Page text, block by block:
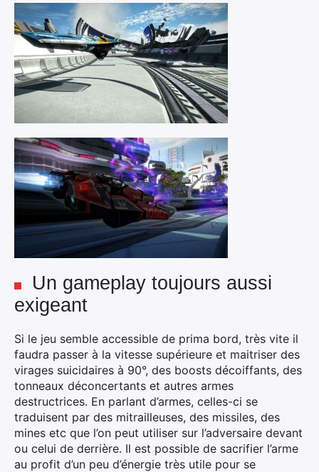
Un gameplay toujours aussi
exigeant
Si le jeu semble accessible de prima bord, très vite il
faudra passer à la vitesse supérieure et maitriser des
virages suicidaires à 90°, des boosts décoiffants, des
tonneaux déconcertants et autres armes
destructrices. En parlant d’armes, celles-ci se
traduisent par des mitrailleuses, des missiles, des
mines etc que l’on peut utiliser sur l’adversaire devant
ou celui de derrière. Il est possible de sacrifier l’arme
au profit d’un peu d’énergie très utile pour se